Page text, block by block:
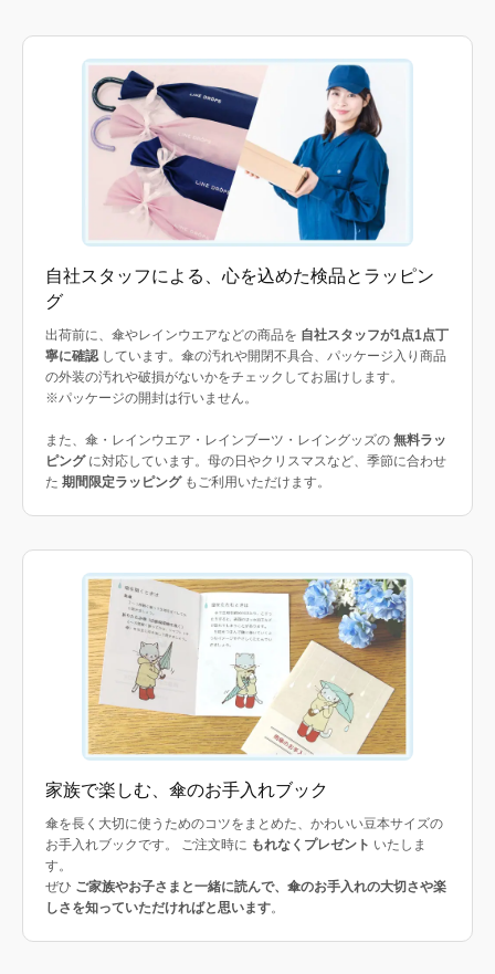
自社スタッフによる、心を込めた検品とラッピン
グ
出荷前に、傘やレインウエアなどの商品を 自社スタッフが1点1点丁
寧に確認 しています。傘の汚れや開閉不具合、パッケージ入り商品
の外装の汚れや破損がないかをチェックしてお届けします。
※パッケージの開封は行いません。
また、傘・レインウエア・レインブーツ・レイングッズの 無料ラッ
ピングに対応しています。母の日やクリスマスなど、季節に合わせ
た 期間限定ラッピングもご利用いただけます。
家族で楽しむ、傘のお手入れブック
傘を長く大切に使うためのコツをまとめた、かわいい豆本サイズの
お手入れブックです。 ご注文時に もれなくプレゼント いたしま
す。
ぜひ ご家族やお子さまと一緒に読んで、傘のお手入れの大切さや楽
しさを知っていただければと思います。